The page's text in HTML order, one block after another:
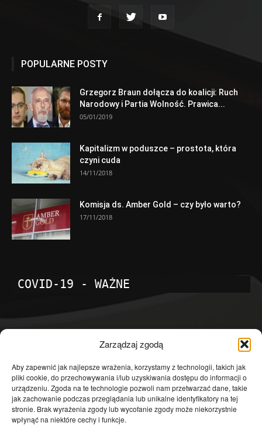
Zarządzaj zgodą
Aby zapewnić jak najlepsze wrażenia, korzystamy z technologii, takich jak
pliki cookie, do przechowywania i/lub uzyskiwania dostępu do informacji o
urządzeniu. Zgoda na te technologie pozwoli nam przetwarzać dane, takie
jak zachowanie podczas przeglądania lub unikalne identyfikatory na tej
stronie. Brak wyrażenia zgody lub wycofanie zgody może niekorzystnie
wpłynąć na niektóre cechy i funkcje.
POPULARNE POSTY
Grzegorz Braun dołącza do koalicji: Ruch
Narodowy i Partia Wolność. Prawica...
05/01/2019
Kapitalizm w poduszce – prostota, która
czyni cuda
14/11/2018
Komisja ds. Amber Gold – czy było warto?
17/11/2018
COVID-19 - WAŻNE
Temat dnia
4602
Publicystyka
4364
Polityka
3640
Polska